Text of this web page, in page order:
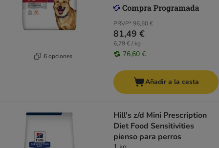
6 opciones
PRVP*96,60 €
81,49 €
6,79 € / kg
76,60 €
Añadir a la cesta
Hill's z/d Mini Prescription
Diet Food Sensitivities
pienso para perros